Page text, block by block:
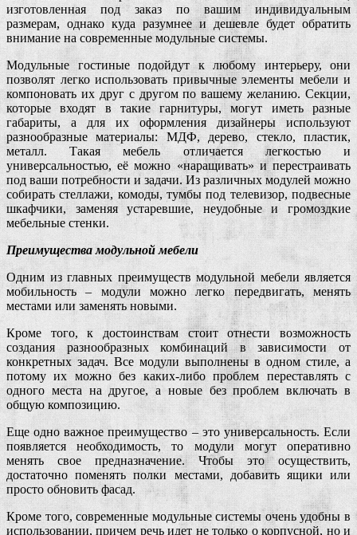
изготовленная под заказ по вашим индивидуальным
размерам, однако куда разумнее и дешевле будет обратить
внимание на современные модульные системы.
Модульные гостиные подойдут к любому интерьеру, они
позволят легко использовать привычные элементы мебели и
компоновать их друг с другом по вашему желанию. Секции,
которые входят в такие гарнитуры, могут иметь разные
габариты, а для их оформления дизайнеры используют
разнообразные материалы: МДФ, дерево, стекло, пластик,
металл. Такая мебель отличается легкостью и
универсальностью, её можно «наращивать» и перестраивать
под ваши потребности и задачи. Из различных модулей можно
собирать стеллажи, комоды, тумбы под телевизор, подвесные
шкафчики, заменяя устаревшие, неудобные и громоздкие
мебельные стенки.
Преимущества модульной мебели
Одним из главных преимуществ модульной мебели является
мобильность – модули можно легко передвигать, менять
местами или заменять новыми.
Кроме того, к достоинствам стоит отнести возможность
создания разнообразных комбинаций в зависимости от
конкретных задач. Все модули выполнены в одном стиле, а
потому их можно без каких-либо проблем переставлять с
одного места на другое, а новые без проблем включать в
общую композицию.
Еще одно важное преимущество – это универсальность. Если
появляется необходимость, то модули могут оперативно
менять свое предназначение. Чтобы это осуществить,
достаточно поменять полки местами, добавить ящики или
просто обновить фасад.
Кроме того, современные модульные системы очень удобны в
использовании, причем речь идет не только о корпусной, но и